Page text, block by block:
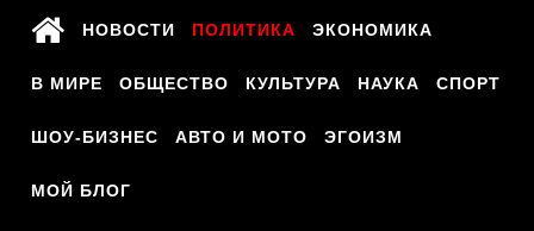
НОВОСТИ ПОЛИТИКА ЭКОНОМИКА
В МИРЕ ОБЩЕСТВО КУЛЬТУРА НАУКА СПОРТ
ШОУ-БИЗНЕС АВТО И МОТО ЭГОИЗМ
МОЙ БЛОГ